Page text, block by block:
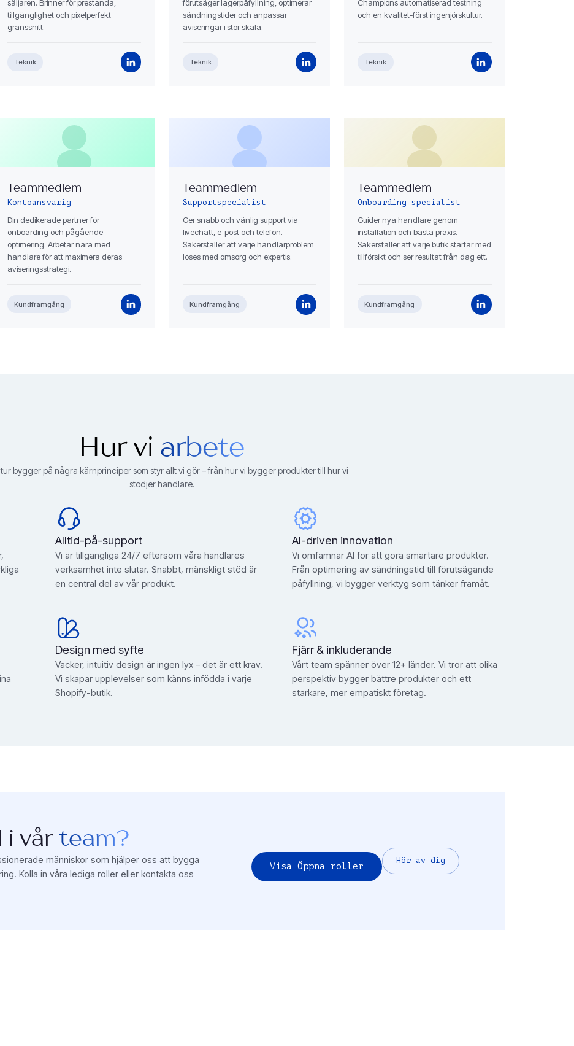
säljaren. Brinner för prestanda,
tillgänglighet och pixelperfekt
gränssnitt.
Teknik
förutsäger lagerpåfyllning, optimerar
sändningstider och anpassar
aviseringar i stor skala.
Teknik
Champions automatiserad testning
och en kvalitet-först ingenjörskultur.
Teknik
Teammedlem
Kontoansvarig
Din dedikerade partner för
onboarding och pågående
optimering. Arbetar nära med
handlare för att maximera deras
aviseringsstrategi.
Kundframgång
Teammedlem
Supportspecialist
Ger snabb och vänlig support via
livechatt, e-post och telefon.
Säkerställer att varje handlarproblem
löses med omsorg och expertis.
Kundframgång
Teammedlem
Onboarding-specialist
Guider nya handlare genom
installation och bästa praxis.
Säkerställer att varje butik startar med
tillförsikt och ser resultat från dag ett.
Kundframgång
Hur vi arbete
bygger på några kärnprinciper som styr allt vi gör – från hur vi bygger produkter till hur vi
stödjer handlare.
Alltid-på-support
Vi är tillgängliga 24/7 eftersom våra handlares
verksamhet inte slutar. Snabbt, mänskligt stöd är
en central del av vår produkt.
AI-driven innovation
Vi omfamnar AI för att göra smartare produkter.
Från optimering av sändningstid till förutsägande
påfyllning, vi bygger verktyg som tänker framåt.
Design med syfte
Vacker, intuitiv design är ingen lyx – det är ett krav.
Vi skapar upplevelser som känns infödda i varje
Shopify-butik.
Fjärr & inkluderande
Vårt team spänner över 12+ länder. Vi tror att olika
perspektiv bygger bättre produkter och ett
starkare, mer empatiskt företag.
i vår team?
människor som hjälper oss att bygga
Kolla in våra lediga roller eller kontakta oss
Visa Öppna roller
Hör av dig